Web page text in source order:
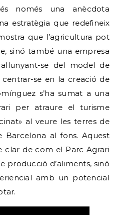
només una anècdota
estratègia que redefineix
que l’agricultura pot
sinó també una empresa
se del model de
se en la creació de
s’ha sumat a una
per atraure el turisme
al veure les terres de
al fons. Aquest
clar de com el Parc Agrari
producció d’aliments, sinó
amb un potencial